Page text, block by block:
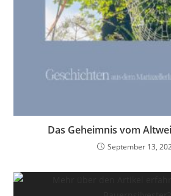
Das Geheimnis vom
September 13,